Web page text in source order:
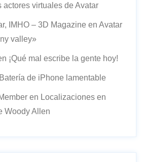
actores virtuales de Avatar
IMHO – 3D Magazine en Avatar
valley»
¡Qué mal escribe la gente hoy!
Batería de iPhone lamentable
en Localizaciones en
Woody Allen